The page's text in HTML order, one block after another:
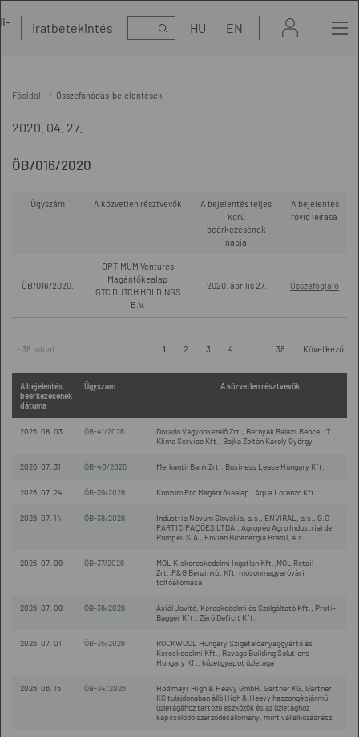
Iratbetekintés Kereső HU EN
Főoldal Összefonódás-bejelentések
2020. 04. 27.
ÖB/016/2020
Ügyszám A közvetlen résztvevők
A bejelentés teljes
körű
beérkezésének
napja
A bejelentés
rövid leírása
ÖB/016/2020.
OPTIMUM Ventures
Magántőkealap
GTC DUTCH HOLDINGS
B.V.
2020. április 27. Összefoglaló
1 - 38. oldal 1 2 3 4 38 Következő
A bejelentés
beérkezésének
dátuma
Ügyszám A közvetlen résztvevők
2026. 08. 03 ÖB-41/2026
Dorado Vagyonkezelő Zrt., Bernyák Balázs Bence, IT
Klima Service Kft., Bajka Zoltán Károly György
2026. 07. 31 ÖB-40/2026 Merkantil Bank Zrt., Business Lease Hungary Kft.
2026. 07. 24 ÖB-39/2026 Konzum Pro Magántőkealap , Aqua Lorenzo Kft.
2026. 07. 14 ÖB-38/2026
Industria Novum Slovakia, a.s., ENVIRAL, a.s., G.O
PARTICIPAÇÕES LTDA., Agropéu Agro Industrial de
Pompéu S.A., Envien Bioenergia Brasil, a.s.
2026. 07. 09 ÖB-37/2026
MOL Kiskereskedelmi Ingatlan Kft.,MOL Retail
Zrt.,P&G Benzinkút Kft. mosonmagyaróvári
töltőállomása
2026. 07. 09 ÖB-36/2026
Axiál Javító, Kereskedelmi és Szolgáltató Kft., Profi-
Bagger Kft., Zéró Deficit Kft.
2026. 07. 01 ÖB-35/2026
ROCKWOOL Hungary Szigetelőanyaggyártó és
Kereskedelmi Kft., Ravago Building Solutions
Hungary Kft. kőzetgyapot üzletága
2026. 06. 15 ÖB-34/2026
Hödlmayr High & Heavy GmbH, Gartner KG, Gartner
KG tulajdonában álló High & Heavy haszongépjármű
üzletágához tartozó eszközök és az üzletághoz
kapcsolódó szerződésállomány, mint vállalkozásrész